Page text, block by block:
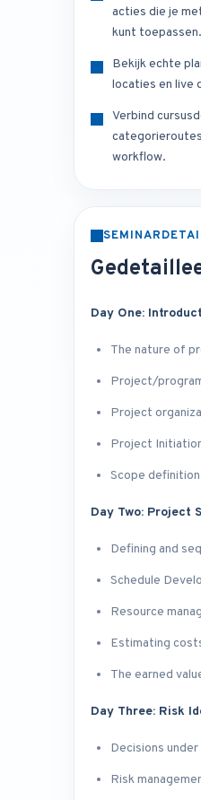
acties die je
kunt toepassen.
Bekijk echte
locaties en live
Verbind
workflow.
Day One:
The nature of
Project/
Project
Project
Scope
Day Two: Project
Defining and
Schedule
Resource
Estimating
The earned
Day Three: Risk
Decisions
Risk